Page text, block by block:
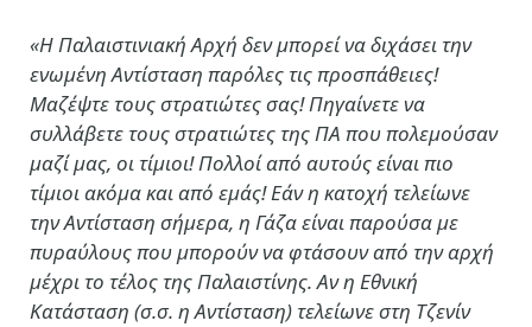
«Η Παλαιστινιακή Αρχή δεν μπορεί να διχάσει την
ενωμένη Αντίσταση παρόλες τις προσπάθειες!
Μαζέψτε τους στρατιώτες σας! Πηγαίνετε να
συλλάβετε τους στρατιώτες της ΠΑ που πολεμούσαν
μαζί μας, οι τίμιοι! Πολλοί από αυτούς είναι πιο
τίμιοι ακόμα και από εμάς! Εάν η κατοχή τελείωνε
την Αντίσταση σήμερα, η Γάζα είναι παρούσα με
πυραύλους που μπορούν να φτάσουν από την αρχή
μέχρι το τέλος της Παλαιστίνης. Αν η Εθνική
Κατάσταση (σ.σ. η Αντίσταση) τελείωνε στη Τζενίν